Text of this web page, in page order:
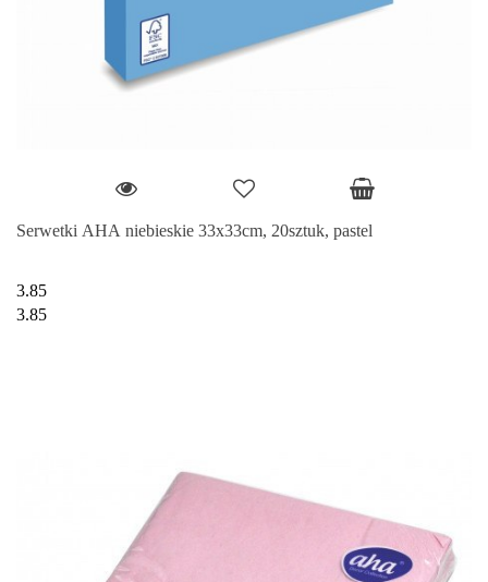
Serwetki AHA niebieskie 33x33cm, 20sztuk, pastel
3.85
3.85